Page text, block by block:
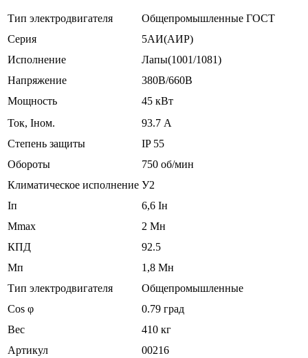
Тип электродвигателя
Общепромышленные ГОСТ
Серия
5АИ(АИР)
Исполнение
Лапы(1001/1081)
Напряжение
380В/660В
Мощность
45 кВт
Ток, Iном.
93.7 А
Степень защиты
IP 55
Обороты
750 об/мин
Климатическое исполнение У2
Iп
6,6 Iн
Mmax
2 Mн
КПД
92.5
Мп
1,8 Мн
Тип электродвигателя
Общепромышленные
Cos φ
0.79 град
Вес
410 кг
Артикул
00216